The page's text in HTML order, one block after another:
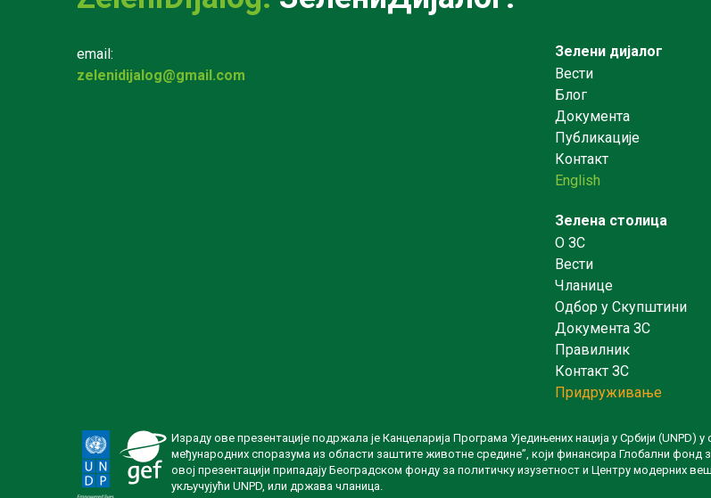
email:
zelenidijalog@gmail.com
Зелени дијалог
Вести
Блог
Документа
Публикације
Контакт
English
Зелена столица
O ЗС
Вести
Чланице
Одбор у Скупштини
Документа ЗС
Правилник
Контакт ЗС
Придруживање
Израду ове презентације подржала је Канцеларија Програма Уједињених нација у Србији (UNPD)
међународних споразума из области заштите животне средине”, који финансира Глобални
овој презентацији припадају Београдском фонду за политичку изузетност и Центру модерних
укључујући UNPD, или држава чланица.